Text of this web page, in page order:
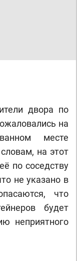
двора по
на
месте
на этот
по соседству
не указано в
что
будет
неприятного